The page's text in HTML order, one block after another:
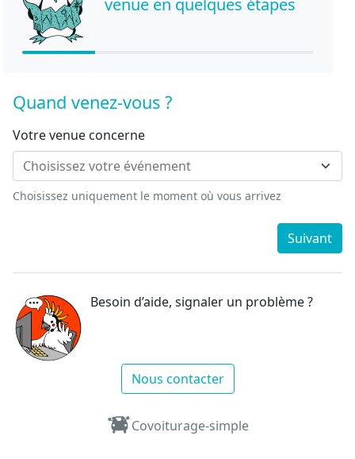
venue en quelques étapes
Quand venez-vous ?
Votre venue concerne
Choisissez uniquement le moment où vous arrivez
Suivant
Besoin d’aide, signaler un problème ?
Nous contacter
Covoiturage-simple